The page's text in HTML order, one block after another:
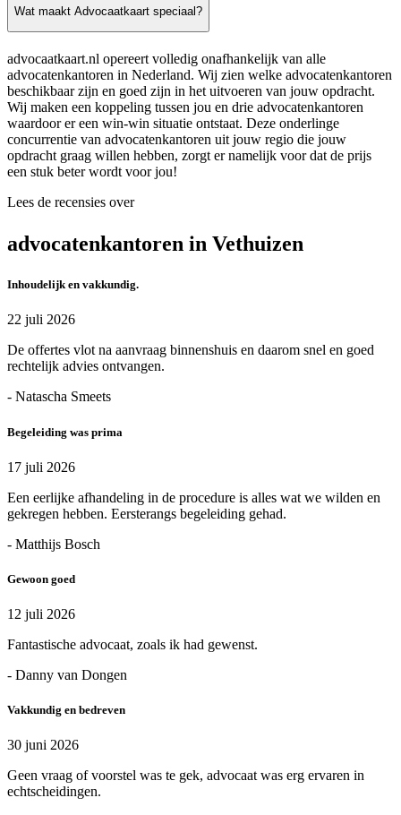
Wat maakt Advocaatkaart speciaal?
advocaatkaart.nl opereert volledig onafhankelijk van alle
advocatenkantoren in Nederland. Wij zien welke advocatenkantoren
beschikbaar zijn en goed zijn in het uitvoeren van jouw opdracht.
Wij maken een koppeling tussen jou en drie advocatenkantoren
waardoor er een win-win situatie ontstaat. Deze onderlinge
concurrentie van advocatenkantoren uit jouw regio die jouw
opdracht graag willen hebben, zorgt er namelijk voor dat de prijs
een stuk beter wordt voor jou!
Lees de recensies over
advocatenkantoren in Vethuizen
Inhoudelijk en vakkundig.
22 juli 2026
De offertes vlot na aanvraag binnenshuis en daarom snel en goed
rechtelijk advies ontvangen.
- Natascha Smeets
Begeleiding was prima
17 juli 2026
Een eerlijke afhandeling in de procedure is alles wat we wilden en
gekregen hebben. Eersterangs begeleiding gehad.
- Matthijs Bosch
Gewoon goed
12 juli 2026
Fantastische advocaat, zoals ik had gewenst.
- Danny van Dongen
Vakkundig en bedreven
30 juni 2026
Geen vraag of voorstel was te gek, advocaat was erg ervaren in
echtscheidingen.